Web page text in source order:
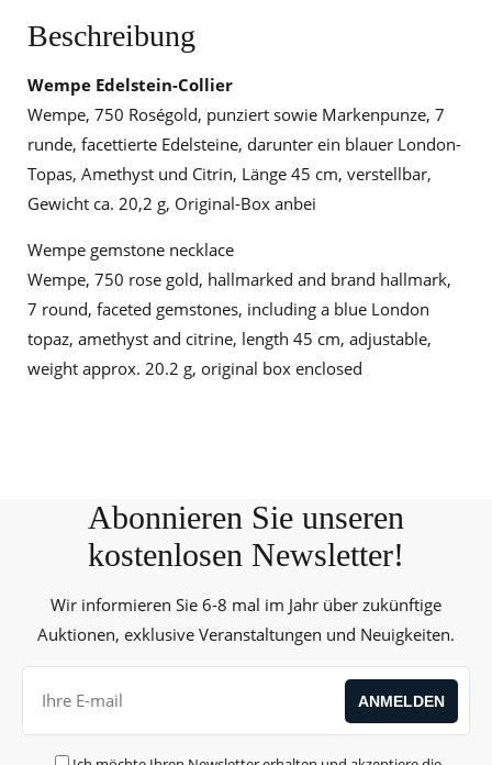
Beschreibung
Wempe Edelstein-Collier
Wempe, 750 Roségold, punziert sowie Markenpunze, 7
runde, facettierte Edelsteine, darunter ein blauer London-
Topas, Amethyst und Citrin, Länge 45 cm, verstellbar,
Gewicht ca. 20,2 g, Original-Box anbei
Wempe gemstone necklace
Wempe, 750 rose gold, hallmarked and brand hallmark,
7 round, faceted gemstones, including a blue London
topaz, amethyst and citrine, length 45 cm, adjustable,
weight approx. 20.2 g, original box enclosed
Abonnieren Sie unseren
kostenlosen Newsletter!
Wir informieren Sie 6-8 mal im Jahr über zukünftige
Auktionen, exklusive Veranstaltungen und Neuigkeiten.